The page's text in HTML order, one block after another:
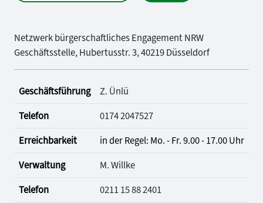
Netzwerk bürgerschaftliches Engagement NRW
Geschäftsstelle, Hubertusstr. 3, 40219 Düsseldorf
Geschäftsführung
Z. Ünlü
Telefon
0174 2047527
Erreichbarkeit
in der Regel: Mo. - Fr. 9.00 - 17.00 Uhr
Verwaltung
M. Willke
Telefon
0211 15 88 2401